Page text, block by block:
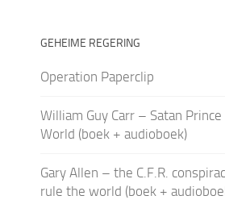
GEHEIME REGERING
Operation Paperclip
William Guy Carr – Satan
World (boek + audioboek)
Gary Allen – the C.F.R.
rule the world (boek +